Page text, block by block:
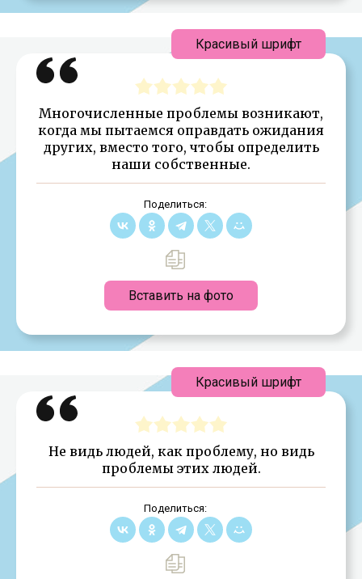
Многочисленные проблемы возникают,
когда мы пытаемся оправдать ожидания
других, вместо того, чтобы определить
наши собственные.
Поделиться:
Вставить на фото
Красивый шрифт
Не видь людей, как проблему, но видь
проблемы этих людей.
Поделиться:
Красивый шрифт